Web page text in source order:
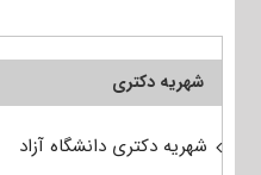
شهریه دکتری
شهریه دکتری دانشگاه آزاد